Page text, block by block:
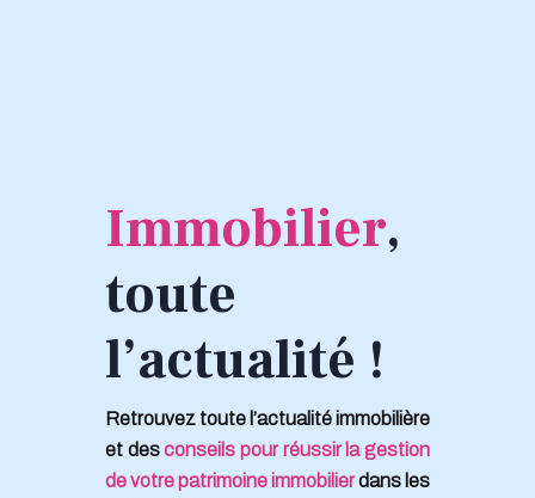
Immobilier,
toute
l’actualité !
Retrouvez toute l’actualité immobilière
et desconseils pour réussir la gestion
de votre patrimoine immobilierdans les